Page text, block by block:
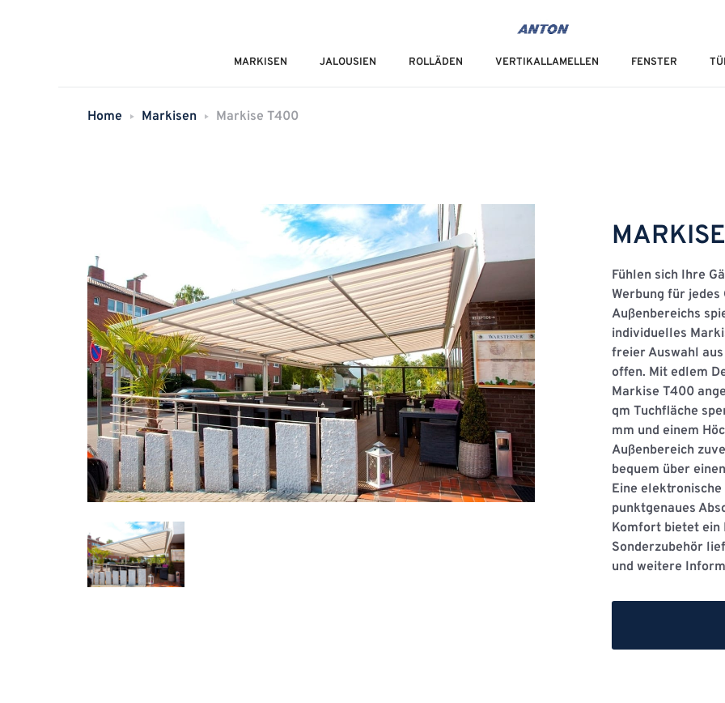
MARKISEN JALOUSIEN ROLLÄDEN VERTIKALLAMELLEN FENSTER
Home Markisen Markise T400
Fühlen sich Ihre
Werbung für
Außenbereichs
individuelles
freier Auswahl
offen. Mit edlem
Markise T400
qm Tuchﬂäche
mm und einem
Außenbereich
bequem über
Eine
punktgenaues
Komfort bietet ein
Sonderzubehör
und weitere